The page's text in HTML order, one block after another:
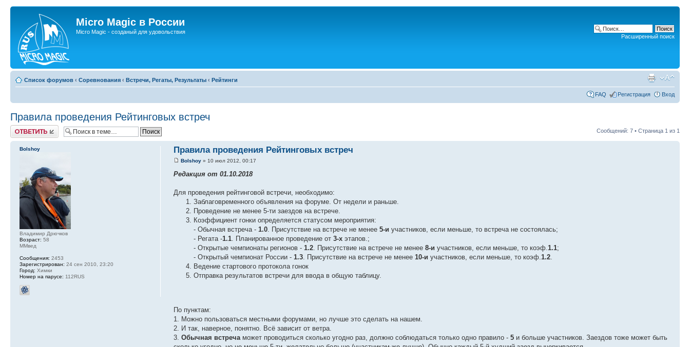
Micro Magic в России
Micro Magic - созданый для удовольствия
Расширенный поиск
Список форумов ‹ Соревнования ‹ Встречи, Регаты, Результаты ‹ Рейтинги
FAQ Регистрация Вход
Правила проведения Рейтинговых встреч
Ответить Сообщений: 7 • Страница 1 из 1
Правила проведения Рейтинговых встреч
Bolshoy » 10 июл 2012, 00:17
Редакция от 01.10.2018
Для проведения рейтинговой встречи, необходимо:
Заблаговременного объявления на форуме. От недели и раньше.
Проведение не менее 5-ти заездов на встрече.
Коэффициент гонки определяется статусом мероприятия:
- Обычная встреча -1.0. Присутствие на встрече не менее5-и участников, если меньше, то встреча не состоялась;
- Регата -1.1. Планированное проведение от3-х этапов.;
- Открытые чемпионаты регионов -1.2. Присутствие на встрече не менее8-и участников, если меньше, то коэф.1.1;
- Открытый чемпионат России -1.3. Присутствие на встрече не менее10-и участников, если меньше, то коэф.1.2.
Ведение стартового протокола гонок
Отправка результатов встречи для ввода в общую таблицу.
По пунктам:
1. Можно пользоваться местными форумами, но лучше это сделать на нашем.
2. И так, наверное, понятно. Всё зависит от ветра.
3.Обычная встречаможет проводиться сколько угодно раз, должно соблюдаться только одно правило - 5 и больше участников. Заездов тоже может быть
Bolshoy
Владимир Дрючков
Возраст: 58
ММвед
Сообщения: 2453
Зарегистрирован: 24 сен 2010, 23:20
Город: Химки
Номер на парусе: 112RUS